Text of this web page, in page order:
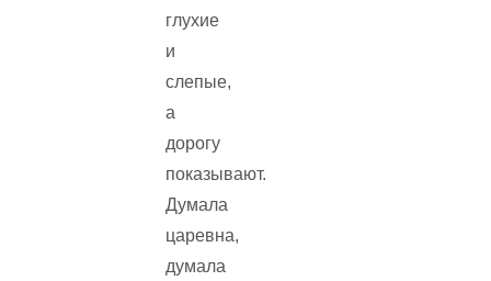
глухие
и
слепые,
а
дорогу
показывают.
Думала
царевна,
думала